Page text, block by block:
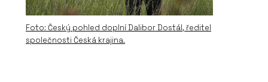
Černá školka v borovém háji. V
obci Vědomice mají trochu
jinou mateřskou školu
Foto: Český pohled doplní Dalibor Dostál, ředitel
společnosti Česká krajina.